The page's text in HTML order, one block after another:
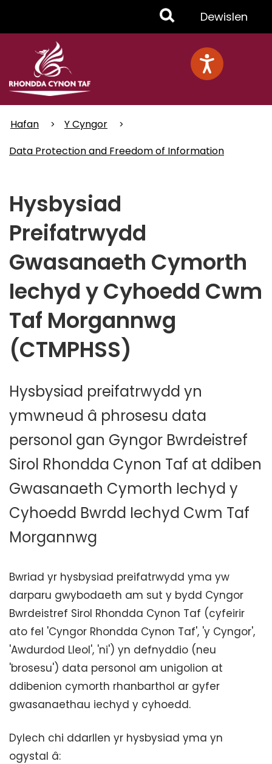
Toggle
Menu
Dewislen
Hafan
Y Cyngor
Data Protection and Freedom of Information
Hysbysiad
Preifatrwydd
Gwasanaeth Cymorth
Iechyd y Cyhoedd Cwm
Taf Morgannwg
(CTMPHSS)
Hysbysiad preifatrwydd yn
ymwneud â phrosesu data
personol gan Gyngor Bwrdeistref
Sirol Rhondda Cynon Taf at ddiben
Gwasanaeth Cymorth Iechyd y
Cyhoedd Bwrdd Iechyd Cwm Taf
Morgannwg
Bwriad yr hysbysiad preifatrwydd yma yw
darparu gwybodaeth am sut y bydd Cyngor
Bwrdeistref Sirol Rhondda Cynon Taf (cyfeirir
ato fel 'Cyngor Rhondda Cynon Taf', 'y Cyngor',
'Awdurdod Lleol', 'ni') yn defnyddio (neu
'brosesu') data personol am unigolion at
ddibenion cymorth rhanbarthol ar gyfer
gwasanaethau iechyd y cyhoedd.
Dylech chi ddarllen yr hysbysiad yma yn
ogystal â: